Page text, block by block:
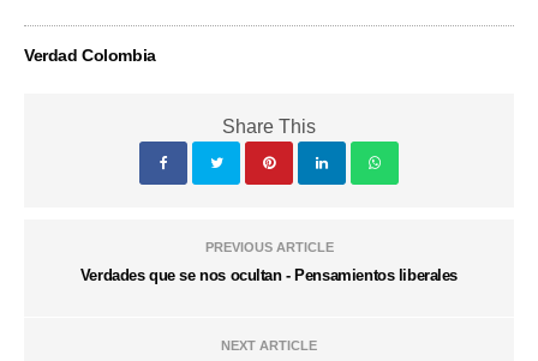
Verdad Colombia
Share This
PREVIOUS ARTICLE
Verdades que se nos ocultan - Pensamientos liberales
NEXT ARTICLE